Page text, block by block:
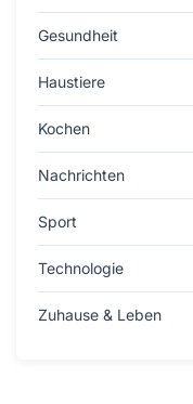
Gesundheit
Haustiere
Kochen
Nachrichten
Sport
Technologie
Zuhause & Leben